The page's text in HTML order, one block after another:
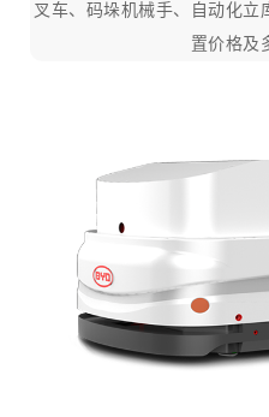
叉车、码垛机械手、自动化立
置价格及